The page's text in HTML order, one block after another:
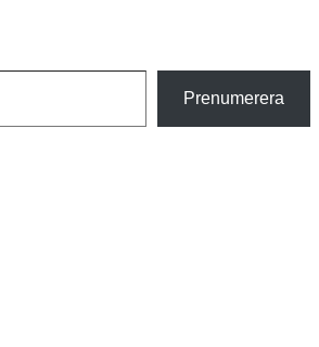
Prenumerera